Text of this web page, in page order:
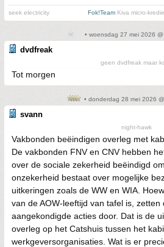
seek electricity Fok!Team Kiva micro-
• woensdag 27 mei 2026
dvdfreak
geen dvdfreak maar
Tot morgen
• donderdag 28 mei 2026
svann
night-hawk
Vakbonden beëindigen overleg met
De vakbonden FNV en CNV hebben
over de sociale zekerheid beëindigd
onzekerheid bestaat over mogelijke
uitkeringen zoals de WW en WIA.
van de AOW-leeftijd van tafel is, zetten
aangekondigde acties door. Dat is de
overleg op het Catshuis tussen het
werkgeversorganisaties. Wat is er